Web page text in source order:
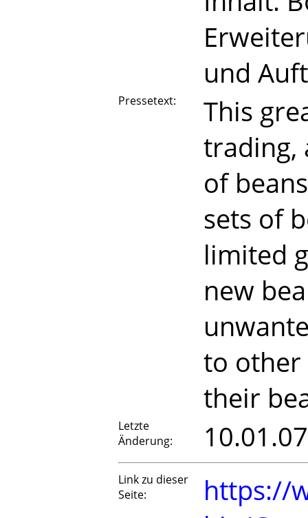
und
Pressetext:
This
trading,
of
sets of
limited
new
to
their
Letzte
Änderung:
10.01.07
Link zu dieser
Seite:
https://